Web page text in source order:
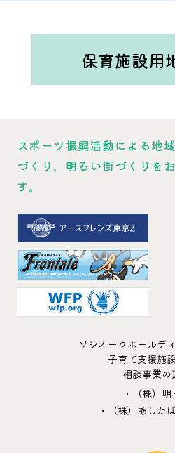
保育施設用
スポーツ振興活動による地域
づくり、明るい街づくりを
す。
ソシオークホールデ
子育て支援施
相談事業の
・（株）明
・（株）あした